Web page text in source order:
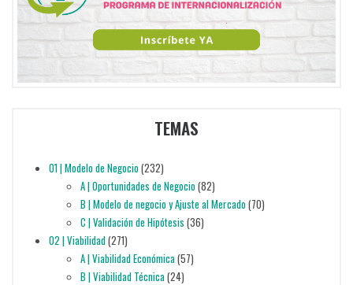
TEMAS
01 | Modelo de Negocio(232)
A | Oportunidades de Negocio(82)
B | Modelo de negocio y Ajuste al Mercado(70)
C | Validación de Hipótesis (36)
02 | Viabilidad(271)
A | Viabilidad Económica(57)
B | Viabilidad Técnica(24)